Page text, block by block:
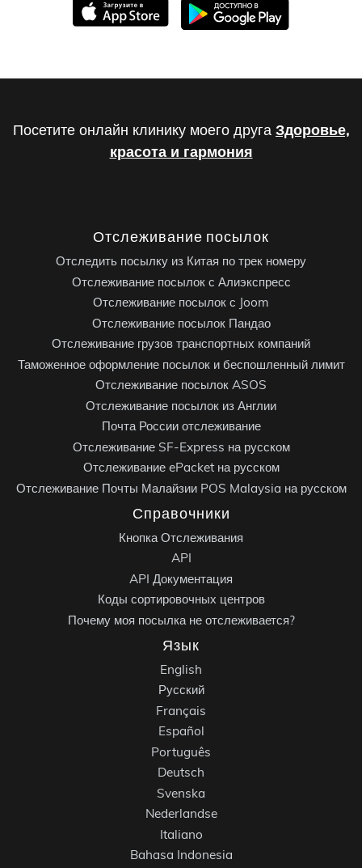
Посетите онлайн клинику моего друга Здоровье,
красота и гармония
Отслеживание посылок
Отследить посылку из Китая по трек номеру
Отслеживание посылок с Алиэкспресс
Отслеживание посылок с Joom
Отслеживание посылок Пандао
Отслеживание грузов транспортных компаний
Таможенное оформление посылок и беспошленный лимит
Отслеживание посылок ASOS
Отслеживание посылок из Англии
Почта России отслеживание
Отслеживание SF-Express на русском
Отслеживание ePacket на русском
Отслеживание Почты Малайзии POS Malaysia на русском
Справочники
Кнопка Отслеживания
API
API Документация
Коды сортировочных центров
Почему моя посылка не отслеживается?
Язык
English
Русский
Français
Español
Português
Deutsch
Svenska
Nederlandse
Italiano
Bahasa Indonesia